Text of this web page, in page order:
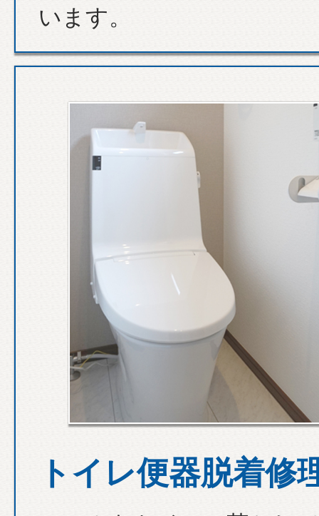
います。
トイレ便器脱着修